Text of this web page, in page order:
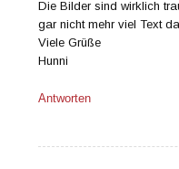
Die Bilder sind wirklich
gar nicht mehr viel Text
Viele Grüße
Hunni
Antworten